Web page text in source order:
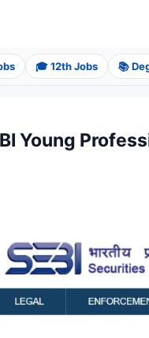
🎓 12th Jobs 📚
Young